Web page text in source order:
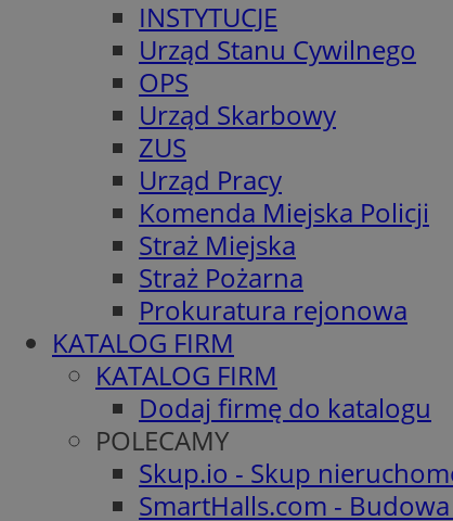
INSTYTUCJE
Urząd Stanu Cywilnego
OPS
Urząd Skarbowy
ZUS
Urząd Pracy
Komenda Miejska Policji
Straż Miejska
Straż Pożarna
Prokuratura rejonowa
KATALOG FIRM
KATALOG FIRM
Dodaj firmę do katalogu
POLECAMY
Skup.io - Skup
SmartHalls.com -